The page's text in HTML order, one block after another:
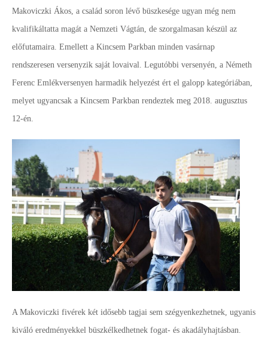
Makoviczki Ákos, a család soron lévő büszkesége ugyan még nem
kvalifikáltatta magát a Nemzeti Vágtán, de szorgalmasan készül az
előfutamaira. Emellett a Kincsem Parkban minden vasárnap
rendszeresen versenyzik saját lovaival. Legutóbbi versenyén, a Németh
Ferenc Emlékversenyen harmadik helyezést ért el galopp kategóriában,
melyet ugyancsak a Kincsem Parkban rendeztek meg 2018. augusztus
12-én.
A Makoviczki fivérek két idősebb tagjai sem szégyenkezhetnek, ugyanis
kiváló eredményekkel büszkélkedhetnek fogat- és akadályhajtásban.